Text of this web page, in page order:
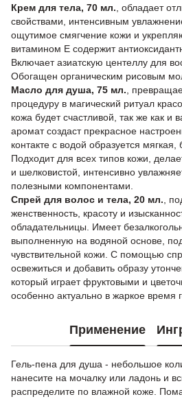
Крем для тела, 70 мл. , обладает
свойствами, интенсивным
ощутимое смягчение кожи и
витамином Е содержит
Включает азиатскую центеллу для
Обогащен органическим рисовым
Масло для душа, 75 мл. ,
процедуру в магический ритуал
кожа будет счастливой, так же как и
аромат создаст прекрасное
контакте с водой образуется мягкая,
Подходит для всех типов кожи,
и шелковистой, интенсивно
полезными компонентами.
Спрей для волос и тела, 20 мл. ,
женственность, красоту и
обладательницы. Имеет
выполненную на водяной основе,
чувствительной кожи. С помощью
освежиться и добавить образу
который играет фруктовыми и
особенно актуально в жаркое время
Применение
Гель-пена для душа - небольшое
нанесите на мочалку или ладонь и
распределите по влажной коже.